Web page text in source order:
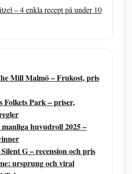
– 4 enkla recept på under 10
Mill Malmö – Frukost, pris
Folkets Park – priser,
huvudroll 2025 –
G – recension och pris
ursprung och viral